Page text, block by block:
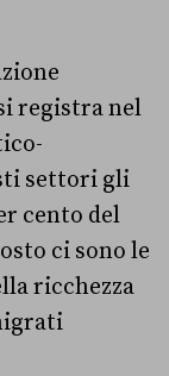
registra nel
settori gli
cento del
ci sono le
ricchezza